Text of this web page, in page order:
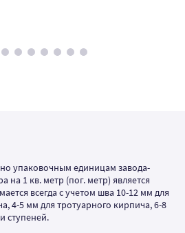
упаковочным единицам завода-
на 1 кв. метр (пог. метр) является
всегда с учетом шва 10-12 мм для
4-5 мм для тротуарного кирпича, 6-8
ступеней.